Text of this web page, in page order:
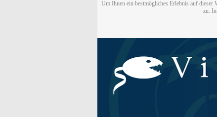
Um Ihnen ein bestmögliches Erlebnis auf
zu.